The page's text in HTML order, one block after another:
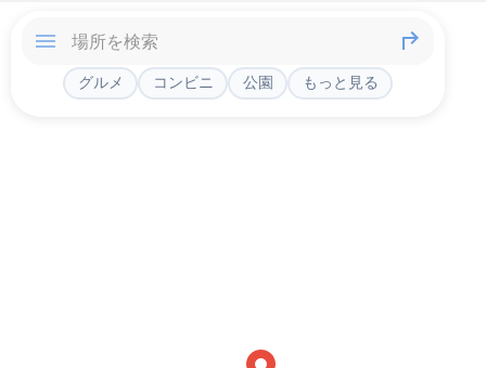
グルメ コンビニ 公園 もっと見る